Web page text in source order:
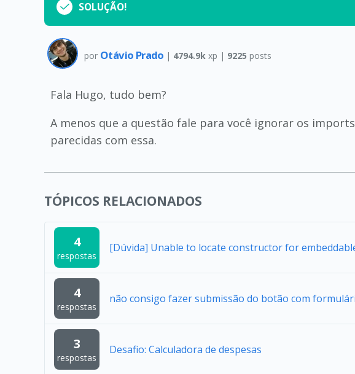
SOLUÇÃO!
por Otávio Prado | 4794.9k xp | 9225 posts
Fala Hugo, tudo bem?
A menos que a questão fale para você ignorar os
parecidas com essa.
TÓPICOS RELACIONADOS
4
respostas
[Dúvida] Unable to locate constructor for
4
respostas
não consigo fazer submissão do botão com
3
respostas
Desafio: Calculadora de despesas